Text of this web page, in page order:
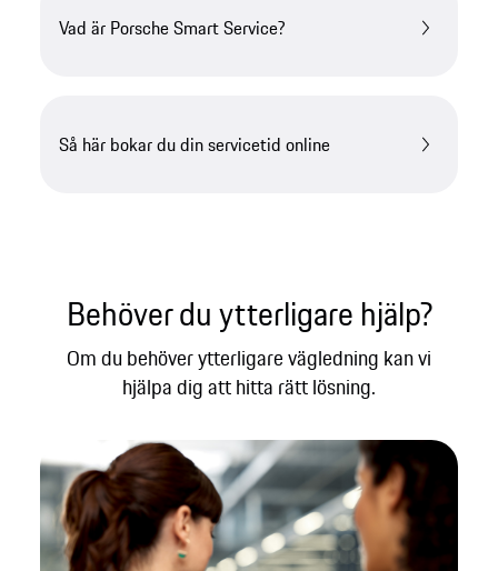
Vad är Porsche Smart Service?
Så här bokar du din servicetid online
Behöver du ytterligare hjälp?​
Om du behöver ytterligare vägledning kan vi
hjälpa dig att hitta rätt lösning.​